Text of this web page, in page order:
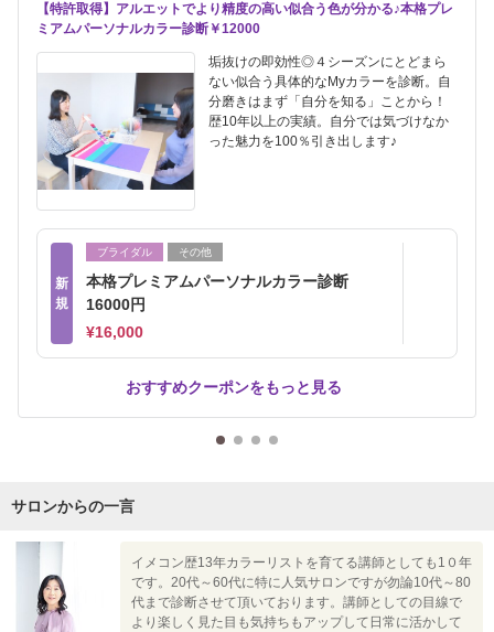
【特許取得】アルエットでより精度の高い似合う色が分かる♪本格プレ
ミアムパーソナルカラー診断￥12000
垢抜けの即効性◎４シーズンにとどまら
ない似合う具体的なMyカラーを診断。自
分磨きはまず「自分を知る」ことから！
歴10年以上の実績。自分では気づけなか
った魅力を100％引き出します♪
新
規
ブライダル その他
本格プレミアムパーソナルカラー診断
16000円
¥16,000
おすすめクーポンをもっと見る
サロンからの一言
イメコン歴13年カラーリストを育てる講師としても1０年
です。20代～60代に特に人気サロンですが勿論10代～80
代まで診断させて頂いております。講師としての目線で
より楽しく見た目も気持ちもアップして日常に活かして